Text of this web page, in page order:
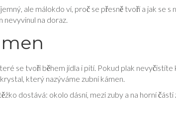
ale málokdo ví, proč se přesně tvoří a jak se
nevyvinul na doraz.
se tvoří během jídla i pití. Pokud plak
který nazýváme zubní kámen.
dostává: okolo dásní, mezi zuby a na horní